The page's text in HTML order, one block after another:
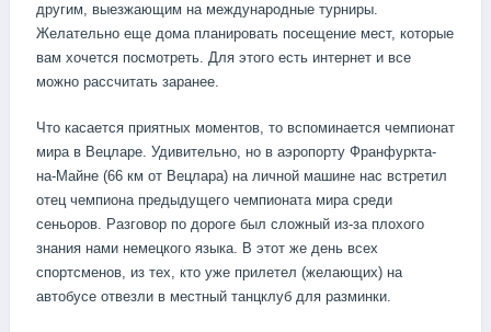
другим, выезжающим на международные турниры.
Желательно еще дома планировать посещение мест, которые
вам хочется посмотреть. Для этого есть интернет и все
можно рассчитать заранее.
Что касается приятных моментов, то вспоминается чемпионат
мира в Вецларе. Удивительно, но в аэропорту Франфуркта-
на-Майне (66 км от Вецлара) на личной машине нас встретил
отец чемпиона предыдущего чемпионата мира среди
сеньоров. Разговор по дороге был сложный из-за плохого
знания нами немецкого языка. В этот же день всех
спортсменов, из тех, кто уже прилетел (желающих) на
автобусе отвезли в местный танцклуб для разминки.